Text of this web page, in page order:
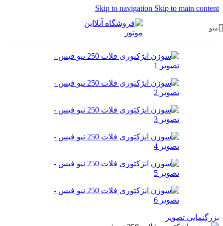
Skip to navigation Skip to main content
منو
بزرگنمایی تصویر